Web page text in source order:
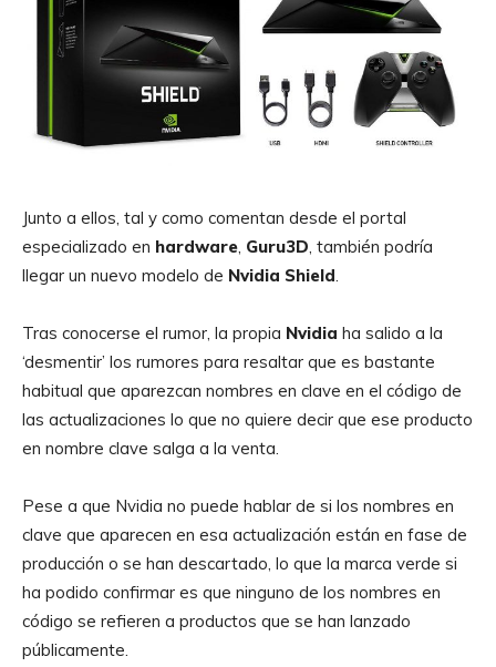
Junto a ellos, tal y como comentan desde el portal
especializado en hardware, Guru3D, también podría
llegar un nuevo modelo de Nvidia Shield.
Tras conocerse el rumor, la propia Nvidia ha salido a la
‘desmentir’ los rumores para resaltar que es bastante
habitual que aparezcan nombres en clave en el código de
las actualizaciones lo que no quiere decir que ese producto
en nombre clave salga a la venta.
Pese a que Nvidia no puede hablar de si los nombres en
clave que aparecen en esa actualización están en fase de
producción o se han descartado, lo que la marca verde si
ha podido confirmar es que ninguno de los nombres en
código se refieren a productos que se han lanzado
públicamente.